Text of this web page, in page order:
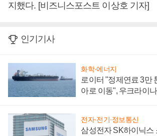
지했다. [비즈니스포스트 이상호 기자]
인기기사
화학·에너지
로이터 "정제연료 3만
아로 이동", 우크라이
전자·전기·정보통신
삼성전자 SK하이닉스